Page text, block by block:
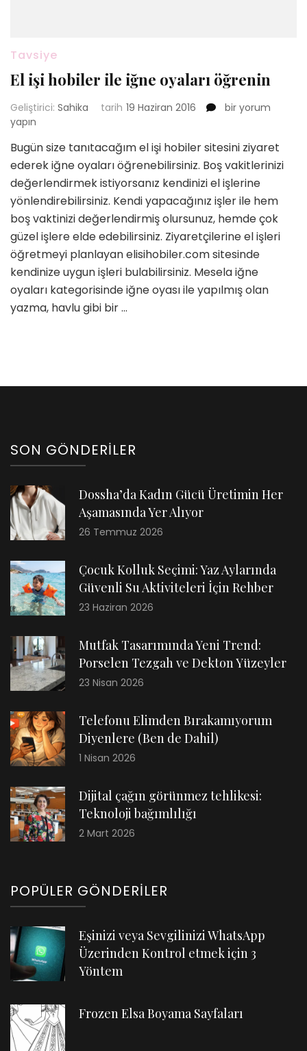
Tavsiye
El işi hobiler ile iğne oyaları öğrenin
Geliştirici: Sahika tarih 19 Haziran 2016
El
ile
iğne
oyaları
öğrenin
için
bir yorum
yapın
Bugün size tanıtacağım el işi hobiler sitesini ziyaret
ederek iğne oyaları öğrenebilirsiniz. Boş vakitlerinizi
değerlendirmek istiyorsanız kendinizi el işlerine
yönlendirebilirsiniz. Kendi yapacağınız işler ile hem
boş vaktinizi değerlendirmiş olursunuz, hemde çok
güzel işlere elde edebilirsiniz. Ziyaretçilerine el işleri
öğretmeyi planlayan elisihobiler.com sitesinde
kendinize uygun işleri bulabilirsiniz. Mesela iğne
oyaları kategorisinde iğne oyası ile yapılmış olan
yazma, havlu gibi bir …
SON GÖNDERILER
Dossha’da Kadın Gücü Üretimin Her
Aşamasında Yer Alıyor
26 Temmuz 2026
Çocuk Kolluk Seçimi: Yaz Aylarında
Güvenli Su Aktiviteleri İçin Rehber
23 Haziran 2026
Mutfak Tasarımında Yeni Trend:
Porselen Tezgah ve Dekton Yüzeyler
23 Nisan 2026
Telefonu Elimden Bırakamıyorum
Diyenlere (Ben de Dahil)
1 Nisan 2026
Dijital çağın görünmez tehlikesi:
Teknoloji bağımlılığı
2 Mart 2026
POPÜLER GÖNDERILER
Eşinizi veya Sevgilinizi WhatsApp
Üzerinden Kontrol etmek için 3
Yöntem
Frozen Elsa Boyama Sayfaları